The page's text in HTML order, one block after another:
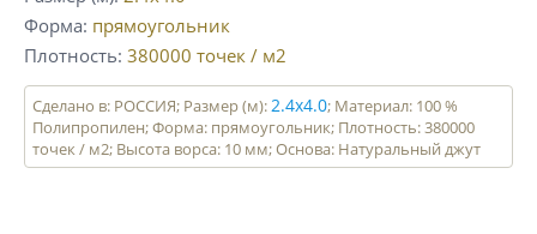
Форма прямоугольник
Плотность 380000 точек / м2
Сделано в: РОССИЯ; Размер (м):2.4x4.0; Материал: 100 %
Полипропилен; Форма: прямоугольник; Плотность: 380000
точек / м2; Высота ворса: 10 мм; Основа: Натуральный джут